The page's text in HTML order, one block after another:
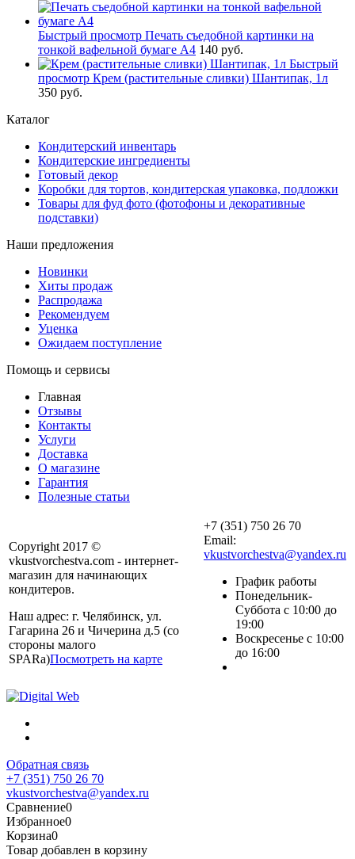
Быстрый просмотр Печать съедобной картинки на
тонкой вафельной бумаге А4 140 руб.
Быстрый
просмотр Крем (растительные сливки) Шантипак, 1л
350 руб.
Каталог
Кондитерский инвентарь
Кондитерские ингредиенты
Готовый декор
Коробки для тортов, кондитерская упаковка, подложки
Товары для фуд фото (фотофоны и декоративные
подставки)
Наши предложения
Новинки
Хиты продаж
Распродажа
Рекомендуем
Уценка
Ожидаем поступление
Помощь и сервисы
Главная
Отзывы
Контакты
Услуги
Доставка
О магазине
Гарантия
Полезные статьи
Copyright 2017 ©
vkustvorchestva.com - интернет-
магазин для начинающих
кондитеров.
Наш адрес: г. Челябинск, ул.
Гагарина 26 и Чичерина д.5 (со
стороны малого
SPARa)Посмотреть на карте
+7 (351) 750 26 70
Email:
vkustvorchestva@yandex.ru
График работы
Понедельник-
Суббота с 10:00 до
19:00
Воскресенье с 10:00
до 16:00
Обратная связь
+7 (351) 750 26 70
vkustvorchestva@yandex.ru
Сравнение0
Избранное0
Корзина0
Товар добавлен в корзину